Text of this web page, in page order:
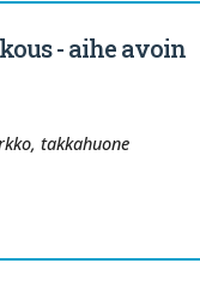
- aihe avoin
takkahuone